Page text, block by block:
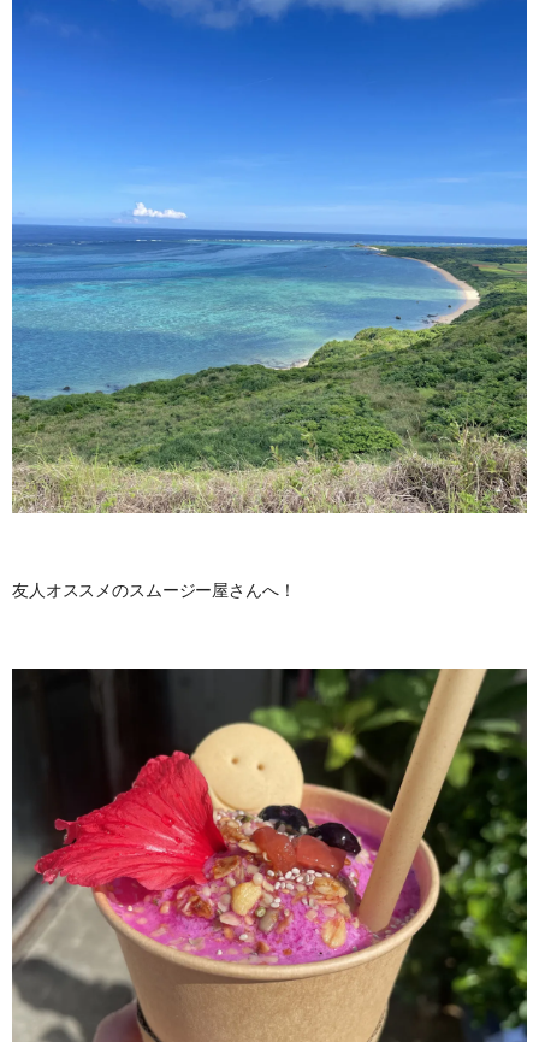
友人オススメのスムージー屋さんへ！